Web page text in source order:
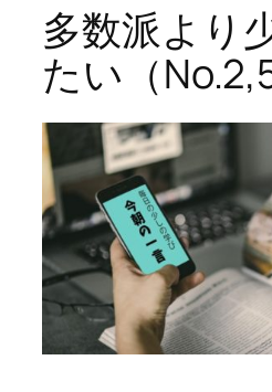
多数派より
たい（